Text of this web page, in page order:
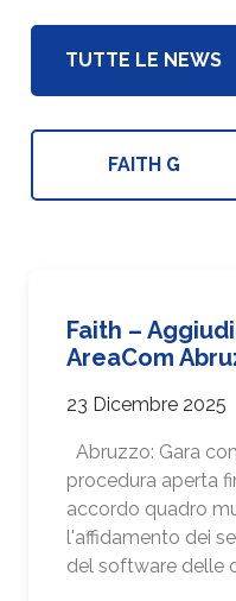
TUTTE LE NEWS
FAITH G
Faith –
AreaCom
23 Dicembre 2025
Abruzzo: Gara
procedura aperta
accordo quadro
l'affidamento dei
del software delle